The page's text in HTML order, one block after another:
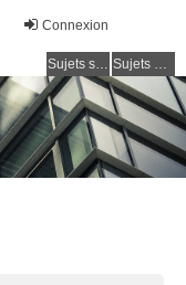
Connexion
Sujets sans réponse Sujets actifs